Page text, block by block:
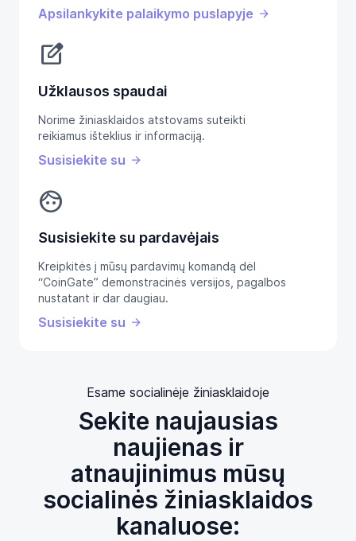
Apsilankykite palaikymo puslapyje
edit_square
Užklausos spaudai
Norime žiniasklaidos atstovams suteikti
reikiamus išteklius ir informaciją.
Susisiekite su
face
Susisiekite su pardavėjais
Kreipkitės į mūsų pardavimų komandą dėl
“CoinGate” demonstracinės versijos, pagalbos
nustatant ir dar daugiau.
Susisiekite su
Esame socialinėje žiniasklaidoje
Sekite naujausias
naujienas ir
atnaujinimus mūsų
socialinės žiniasklaidos
kanaluose: